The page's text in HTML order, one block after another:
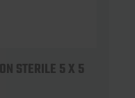
STERILE 5 X 5